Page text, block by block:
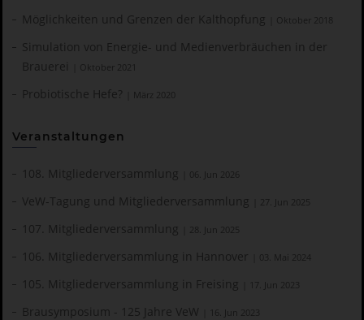
Möglichkeiten und Grenzen der Kalthopfung | Oktober 2018
Simulation von Energie- und Medienverbräuchen in der
Brauerei
| Oktober 2021
Probiotische Hefe? | März 2020
Veranstaltungen
108. Mitgliederversammlung | 06. Jun 2026
VeW-Tagung und Mitgliederversammlung | 27. Jun 2025
107. Mitgliederversammlung | 28. Jun 2025
106. Mitgliederversammlung in Hannover | 03. Mai 2024
105. Mitgliederversammlung in Freising | 17. Jun 2023
Brausymposium - 125 Jahre VeW | 16. Jun 2023